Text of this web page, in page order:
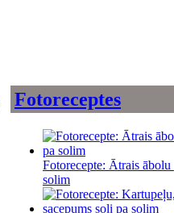
Fotoreceptes
Fotorecepte: Ātrais ābolu
solim